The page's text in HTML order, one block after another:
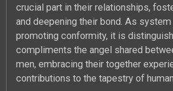
crucial part in their relationships,
and deepening their bond. As
promoting conformity, it is
compliments the angel shared
men, embracing their together
contributions to the tapestry of